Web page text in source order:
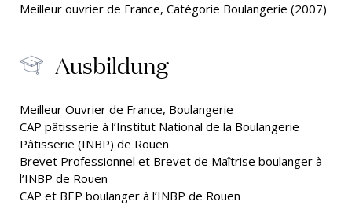
Meilleur ouvrier de France, Catégorie Boulangerie (2007)
Ausbildung
Meilleur Ouvrier de France, Boulangerie
CAP pâtisserie à l’Institut National de la Boulangerie
Pâtisserie (INBP) de Rouen
Brevet Professionnel et Brevet de Maîtrise boulanger à
l’INBP de Rouen
CAP et BEP boulanger à l’INBP de Rouen